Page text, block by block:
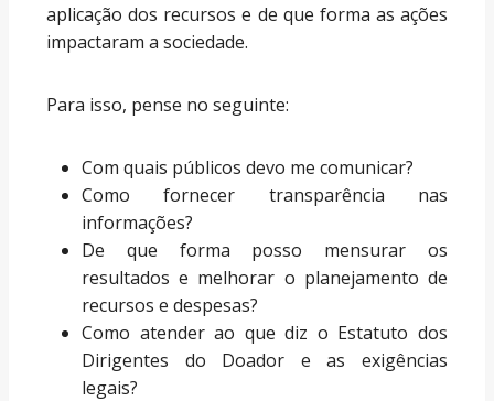
aplicação dos recursos e de que forma as ações
impactaram a sociedade.
Para isso, pense no seguinte:
Com quais públicos devo me comunicar?
Como fornecer transparência nas
informações?
De que forma posso mensurar os
resultados e melhorar o planejamento de
recursos e despesas?
Como atender ao que diz o Estatuto dos
Dirigentes do Doador e as exigências
legais?